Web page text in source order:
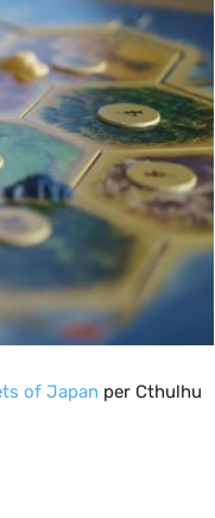
of Japan per Cthulhu